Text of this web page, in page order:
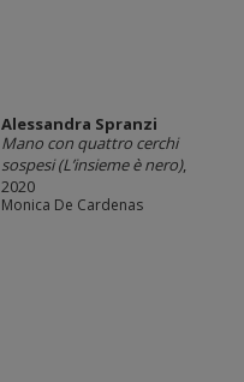
Alessandra Spranzi
Mano con quattro cerchi
sospesi (L’insieme è nero),
2020
Monica De Cardenas